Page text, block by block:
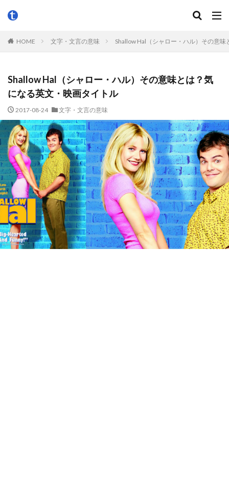
HOME 文字・文言の意味 Shallow Hal（シャロー・ハル）その意
Shallow Hal（シャロー・ハル）その意味とは？気
になる英文・映画タイトル
2017-08-24 文字・文言の意味